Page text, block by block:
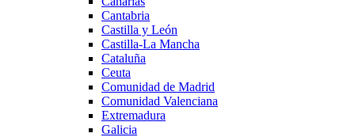
Cantabria
Castilla y León
Castilla-La Mancha
Cataluña
Ceuta
Comunidad de Madrid
Comunidad Valenciana
Extremadura
Galicia